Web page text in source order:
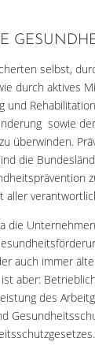
selbst,
durch aktives
und
sowie
überwinden.
die
aller
die
auch immer
aber:
des